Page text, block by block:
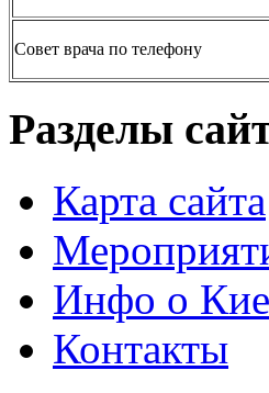
Совет врача по телефону
Разделы
Карта сайта
Инфо о
Контакты